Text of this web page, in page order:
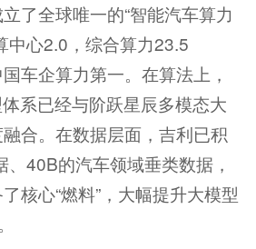
了全球唯一的“智能汽车算力
心2.0，综合算力23.5
车企算力第一。在算法上，
系已经与阶跃星辰多模态大
合。在数据层面，吉利已积
40B的汽车领域垂类数据，
核心“燃料”，大幅提升大模型